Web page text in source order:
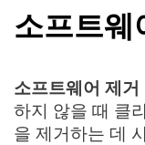
소프트웨
소프트웨어 제거
하지 않을 때 클
을 제거하는 데